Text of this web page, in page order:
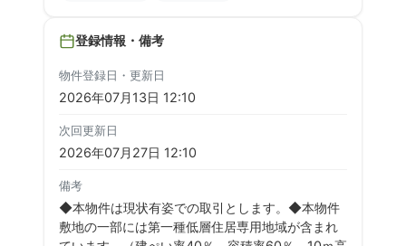
登録情報・備考
物件登録日・更新日
2026年07月13日 12:10
次回更新日
2026年07月27日 12:10
備考
◆本物件は現状有姿での取引とします。◆本物件
敷地の一部には第一種低層住居専用地域が含まれ